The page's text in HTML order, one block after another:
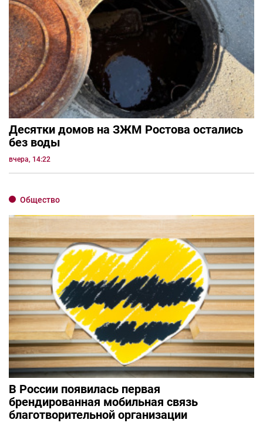
Десятки домов на ЗЖМ Ростова остались
без воды
вчера, 14:22
Общество
В России появилась первая
брендированная мобильная связь
благотворительной организации